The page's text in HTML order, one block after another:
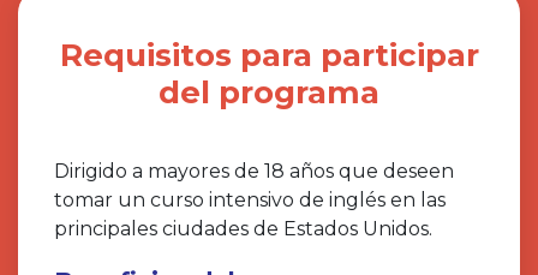
Requisitos para participar
del programa
Dirigido a mayores de 18 años que deseen
tomar un curso intensivo de inglés en las
principales ciudades de Estados Unidos.